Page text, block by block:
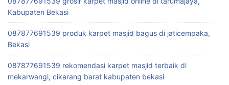
Kabupaten Bekasi
087877691539 produk karpet masjid bagus di jaticempaka,
Bekasi
087877691539 rekomendasi karpet masjid terbaik di
mekarwangi, cikarang barat kabupaten bekasi